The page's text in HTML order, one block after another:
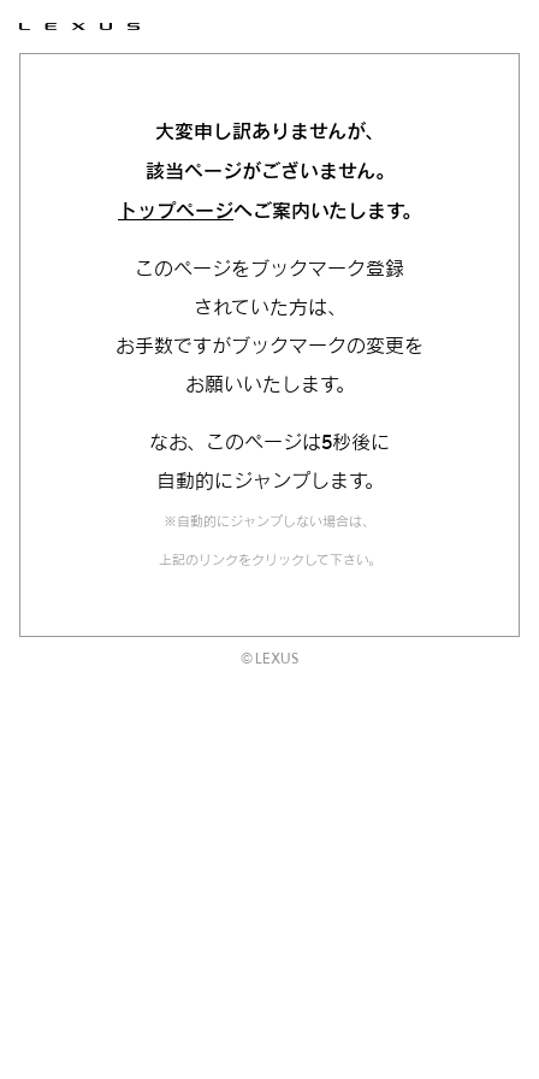
大変申し訳ありませんが、
該当ページがございません。
トップページへご案内いたします。
このページをブックマーク登録
されていた方は、
お手数ですがブックマークの変更を
お願いいたします。
なお、このページは5秒後に
自動的にジャンプします。
※自動的にジャンプしない場合は、
上記のリンクをクリックして下さい。
© LEXUS